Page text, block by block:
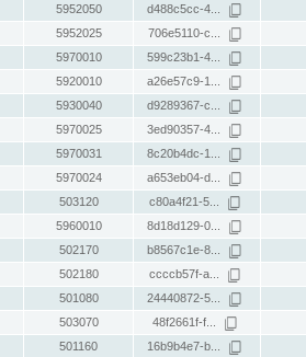
5952050 d488c5cc-4...
5952025 706e5110-c...
5970010 599c23b1-4...
5920010 a26e57c9-1...
5930040 d9289367-c...
5970025 3ed90357-4...
5970031 8c20b4dc-1...
5970024 a653eb04-d...
503120 c80a4f21-5...
5960010 8d18d129-0...
502170 b8567c1e-8...
502180 ccccb57f-a...
501080 24440872-5...
503070 48f2661f-f...
501160 16b9b4e7-b...